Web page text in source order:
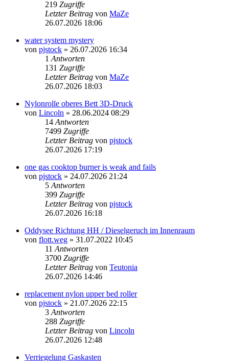
219 Zugriffe
Letzter Beitrag von MaZe
26.07.2026 18:06
water system mystery
von pjstock » 26.07.2026 16:34
1 Antworten
131 Zugriffe
Letzter Beitrag von MaZe
26.07.2026 18:03
Nylonrolle oberes Bett 3D-Druck
von Lincoln » 28.06.2024 08:29
14 Antworten
7499 Zugriffe
Letzter Beitrag von pjstock
26.07.2026 17:19
one gas cooktop burner is weak and fails
von pjstock » 24.07.2026 21:24
5 Antworten
399 Zugriffe
Letzter Beitrag von pjstock
26.07.2026 16:18
Oddysee Richtung HH / Dieselgeruch im Innenraum
von flott.weg » 31.07.2022 10:45
11 Antworten
3700 Zugriffe
Letzter Beitrag von Teutonia
26.07.2026 14:46
replacement nylon upper bed roller
von pjstock » 21.07.2026 22:15
3 Antworten
288 Zugriffe
Letzter Beitrag von Lincoln
26.07.2026 12:48
Verriegelung Gaskasten